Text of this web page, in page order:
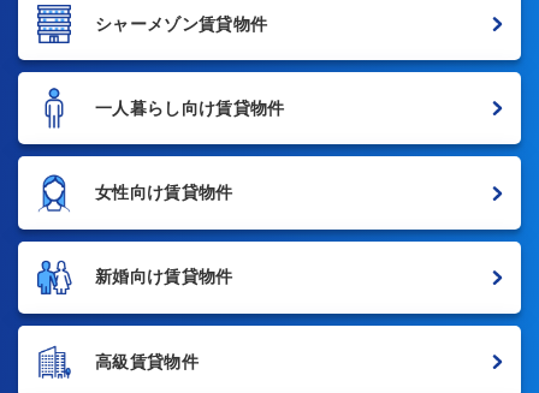
シャーメゾン賃貸物件
一人暮らし向け賃貸物件
女性向け賃貸物件
新婚向け賃貸物件
高級賃貸物件